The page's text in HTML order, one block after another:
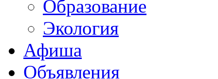
Образование
Экология
Афиша
Объявления